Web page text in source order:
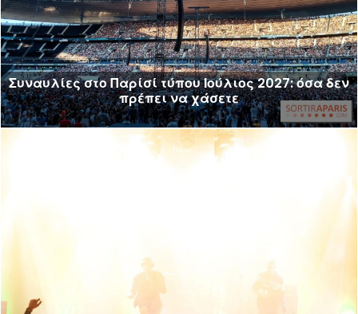
Συναυλίες στο Παρίσί τύπου Ιούλιος 2027: όσα δεν
πρέπει να χάσετε